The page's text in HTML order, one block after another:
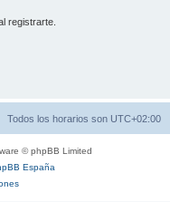
registrarte.
Todos los horarios son UTC+02:00
© phpBB Limited
España